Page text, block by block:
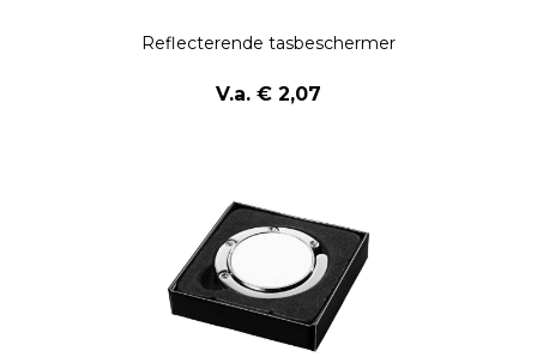
Reflecterende tasbeschermer
V.a. € 2,07